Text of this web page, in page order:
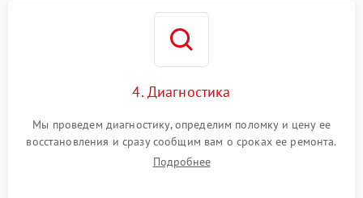
4. Диагностика
Мы проведем диагностику, определим поломку и цену ее
восстановления и сразу сообщим вам о сроках ее ремонта.
Подробнее